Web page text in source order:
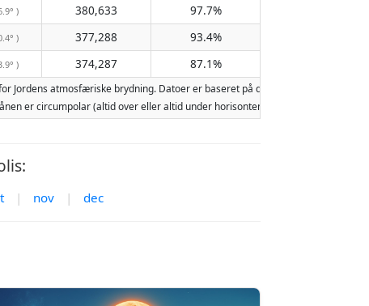
) 380,633
97.7%
) 377,288
93.4%
) 374,287 87.1%
atmosfæriske brydning. Datoer er baseret på den gregorianske
er circumpolar (altid over eller altid under horisonten). To måneopgange
| nov | dec